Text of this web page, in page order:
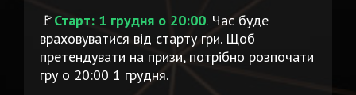
🚩Старт: 1 грудня о 20:00. Час буде
враховуватися від старту гри. Щоб
претендувати на призи, потрібно розпочати
гру о 20:00 1 грудня.